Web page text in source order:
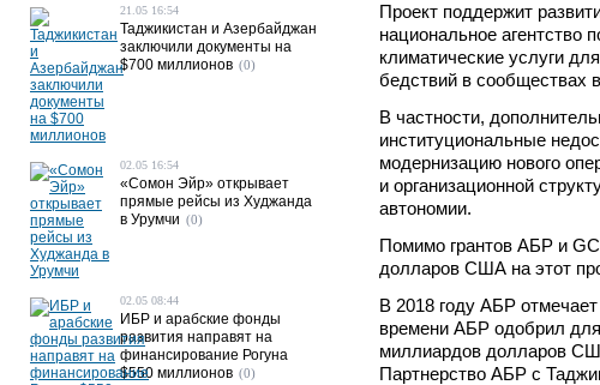
Проект поддержит
национальное агентство
климатические услуги
бедствий в сообществах
В частности,
институциональные
модернизацию нового
и организационной
автономии.
Помимо грантов АБР и
долларов США на этот
В 2018 году АБР
времени АБР одобрил
миллиардов долларов
Партнерство АБР с
21.05 16:54
Таджикистан и Азербайджан
заключили документы на
$700 миллионов (0)
02.05 16:54
«Сомон Эйр» открывает
прямые рейсы из Худжанда
в Урумчи (0)
02.05 08:44
ИБР и арабские фонды
развития направят на
финансирование Рогуна
$550 миллионов (0)